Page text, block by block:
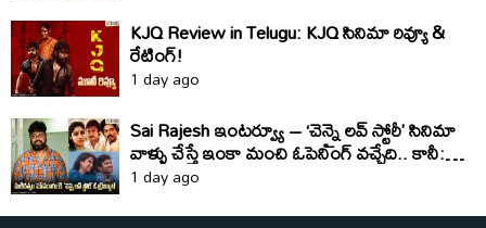
KJQ Review in Telugu: KJQ సినిమా రివ్యూ &
రేటింగ్!
1 day ago
Sai Rajesh ఇంటర్వ్యూ – ‘చెన్నై లవ్ స్టోరీ’ సినిమా
వాళ్ళు చేస్తే ఇంకా మంచి ఓపెనింగ్ వచ్చేది.. కానీ:
సాయి రాజేష్
1 day ago